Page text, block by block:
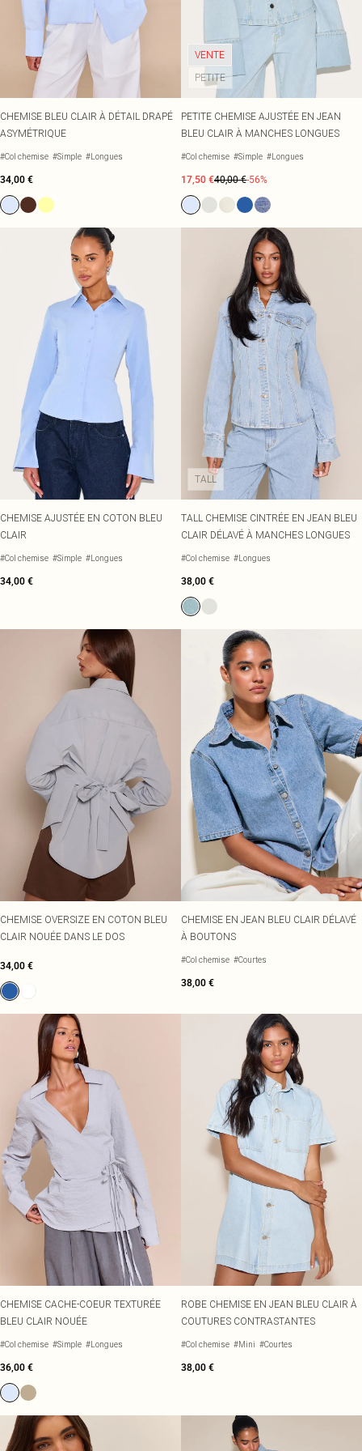
Jean et joli top
Tenues de soirée
Essentiels du quotidien
Fête de jardin
Du jour à la nuit
Invitée de mariage
Tenues pour l'aéroport
Tenues de concert
Robes vertes
Robes rouges
Robes violettes
Robes bleues
Robes roses
Robes jaunes
Accessoires cheveux
BIJOUX
Bijoux
Bijoux dorés
Bijoux argentés
Boucles d'oreilles
Colliers
CHEMISE BLEU CLAIR À DÉTAIL DRAPÉ
ASYMÉTRIQUE
#Col chemise #Simple #Longues
34,00 €
VENTE
PETITE
PETITE CHEMISE AJUSTÉE EN JEAN
BLEU CLAIR À MANCHES LONGUES
#Col chemise #Simple #Longues
17,50 €40,00 €-56%
CHEMISE AJUSTÉE EN COTON BLEU
CLAIR
#Col chemise #Simple #Longues
34,00 €
TALL
TALL CHEMISE CINTRÉE EN JEAN BLEU
CLAIR DÉLAVÉ À MANCHES LONGUES
#Col chemise #Longues
38,00 €
CHEMISE OVERSIZE EN COTON BLEU
CLAIR NOUÉE DANS LE DOS
34,00 €
CHEMISE EN JEAN BLEU CLAIR DÉLAVÉ
À BOUTONS
#Col chemise #Courtes
38,00 €
CHEMISE CACHE-COEUR TEXTURÉE
BLEU CLAIR NOUÉE
#Col chemise #Simple #Longues
36,00 €
ROBE CHEMISE EN JEAN BLEU CLAIR À
COUTURES CONTRASTANTES
#Col chemise #Mini #Courtes
38,00 €